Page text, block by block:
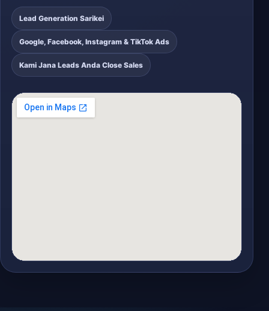
Lead Generation Sarikei
Google, Facebook, Instagram & TikTok Ads
Kami Jana Leads Anda Close Sales